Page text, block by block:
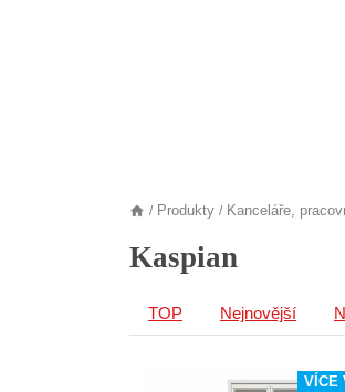
/ Produkty / Kanceláře,
Kaspian
TOP Nejnovější
VÍCE